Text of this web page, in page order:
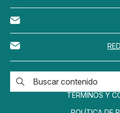
TÉRMINOS Y